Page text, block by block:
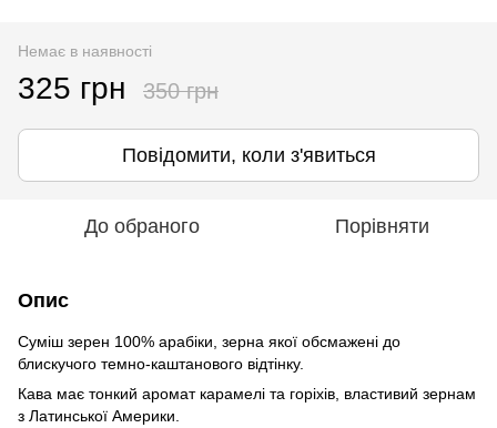
Немає в наявності
325 грн 350 грн
Повідомити, коли з'явиться
До обраного Порівняти
Опис
Суміш зерен 100% арабіки, зерна якої обсмажені до
блискучого темно-каштанового відтінку.
Кава має тонкий аромат карамелі та горіхів, властивий зернам
з Латинської Америки.